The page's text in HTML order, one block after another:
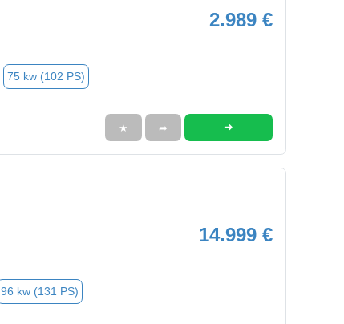
2.989 €
75 kw (102 PS)
★ ➦ ➜
14.999 €
96 kw (131 PS)